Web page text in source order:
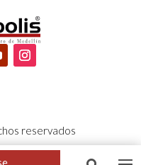
reservados
pasión porNeoCiclo